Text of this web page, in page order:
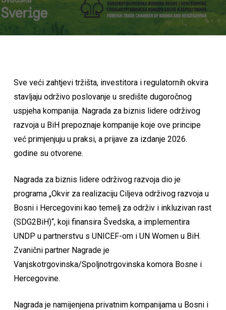
Sve veći zahtjevi tržišta, investitora i regulatornih okvira
stavljaju održivo poslovanje u središte dugoročnog
uspjeha kompanija. Nagrada za biznis lidere održivog
razvoja u BiH prepoznaje kompanije koje ove principe
već primjenjuju u praksi, a prijave za izdanje 2026.
godine su otvorene.
Nagrada za biznis lidere održivog razvoja dio je
programa „Okvir za realizaciju Ciljeva održivog razvoja u
Bosni i Hercegovini kao temelj za održiv i inkluzivan rast
(SDG2BiH)“, koji finansira Švedska, a implementira
UNDP u partnerstvu s UNICEF-om i UN Women u BiH.
Zvanični partner Nagrade je
Vanjskotrgovinska/Spoljnotrgovinska komora Bosne i
Hercegovine.
Nagrada je namijenjena privatnim kompanijama u Bosni i